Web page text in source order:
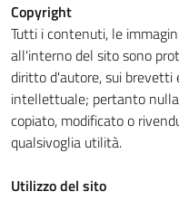
Copyright
Tutti i contenuti, le
all'interno del sito sono
diritto d'autore, sui brevetti
intellettuale; pertanto
copiato, modificato o
qualsivoglia utilità.
Utilizzo del sito